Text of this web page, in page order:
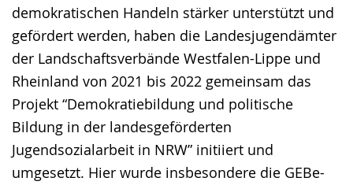
demokratischen Handeln stärker unterstützt und
gefördert werden, haben die Landesjugendämter
der Landschaftsverbände Westfalen-Lippe und
Rheinland von 2021 bis 2022 gemeinsam das
Projekt “Demokratiebildung und politische
Bildung in der landesgeförderten
Jugendsozialarbeit in NRW” initiiert und
umgesetzt. Hier wurde insbesondere die GEBe-